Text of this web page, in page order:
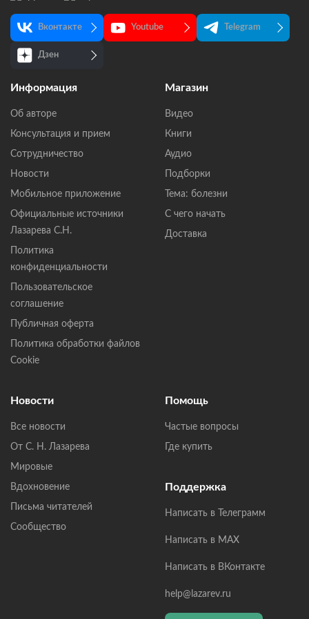
Вконтакте Youtube Telegram
Дзен
Информация
Об авторе
Консультация и прием
Сотрудничество
Новости
Мобильное приложение
Официальные источники
Лазарева С.Н.
Политика
конфиденциальности
Пользовательское
соглашение
Публичная оферта
Политика обработки файлов
Cookie
Магазин
Видео
Книги
Аудио
Подборки
Тема: болезни
С чего начать
Доставка
Новости
Все новости
От С. Н. Лазарева
Мировые
Вдохновение
Письма читателей
Сообщество
Помощь
Частые вопросы
Где купить
Поддержка
Написать в Телеграмм
Написать в MAX
Написать в ВКонтакте
help@lazarev.ru